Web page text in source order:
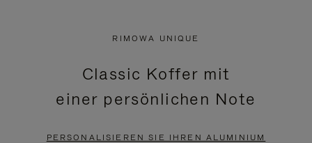
PAUSIERT,
BITTE
DRÜCKEN
KLICKEN
SIE
ZUM
RIMOWA UNIQUE
Classic Koffer mit
einer persönlichen Note
PERSONALISIEREN SIE IHREN ALUMINIUM